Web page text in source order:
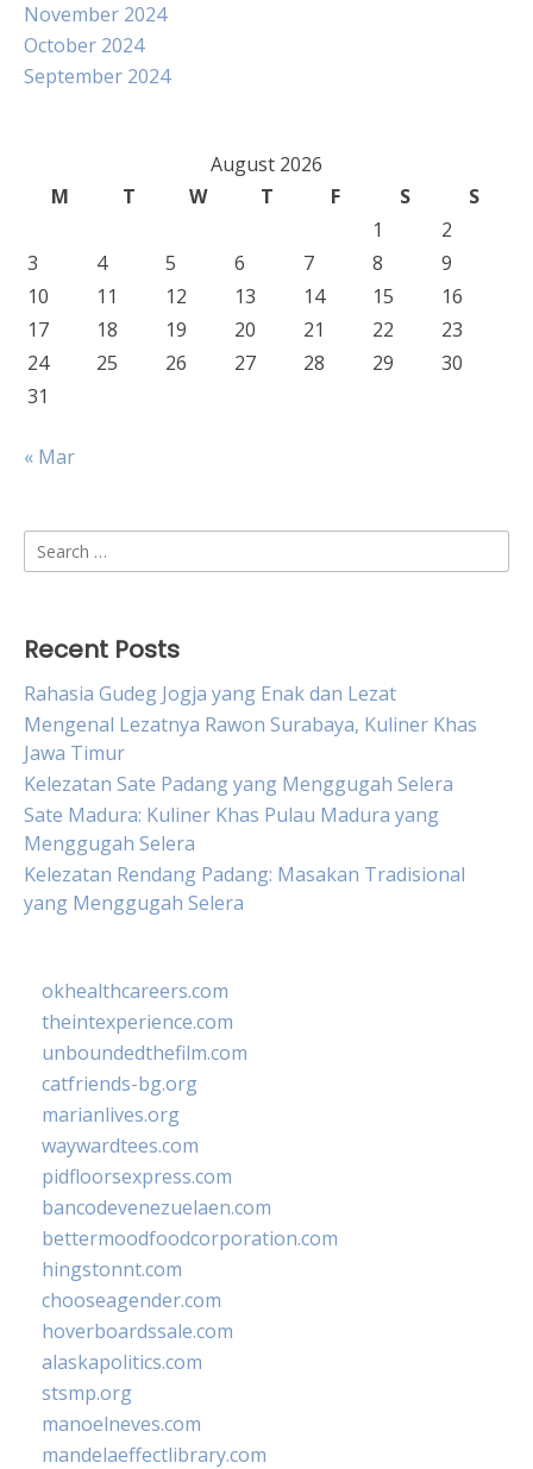
November 2024
October 2024
September 2024
August 2026
M
T W T F S
S
1
2
3
4 5 6 7 8
9
10
11 12 13 14 15
16
17
18 19 20 21 22
23
24
25 26 27 28 29
30
31
« Mar
Search
for:
Recent Posts
Rahasia Gudeg Jogja yang Enak dan Lezat
Mengenal Lezatnya Rawon Surabaya, Kuliner Khas
Jawa Timur
Kelezatan Sate Padang yang Menggugah Selera
Sate Madura: Kuliner Khas Pulau Madura yang
Menggugah Selera
Kelezatan Rendang Padang: Masakan Tradisional
yang Menggugah Selera
okhealthcareers.com
theintexperience.com
unboundedthefilm.com
catfriends-bg.org
marianlives.org
waywardtees.com
pidfloorsexpress.com
bancodevenezuelaen.com
bettermoodfoodcorporation.com
hingstonnt.com
chooseagender.com
hoverboardssale.com
alaskapolitics.com
stsmp.org
manoelneves.com
mandelaeffectlibrary.com